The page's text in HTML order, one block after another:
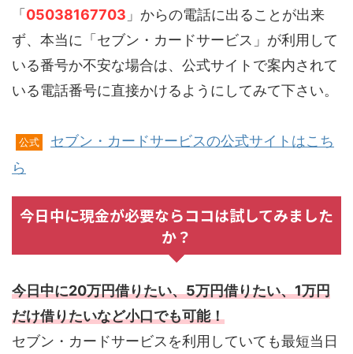
「05038167703 」からの電話に出ることが出来
ず、本当に「セブン・カードサービス」が利用して
いる番号か不安な場合は、公式サイトで案内されて
いる電話番号に直接かけるようにしてみて下さい。
公式
セブン・カードサービスの公式サイトはこち
ら
今日中に現金が必要ならココは試してみました
か？
今日中に20万円借りたい、5万円借りたい、1万円
だけ借りたいなど小口でも可能！
セブン・カードサービスを利用していても最短当日